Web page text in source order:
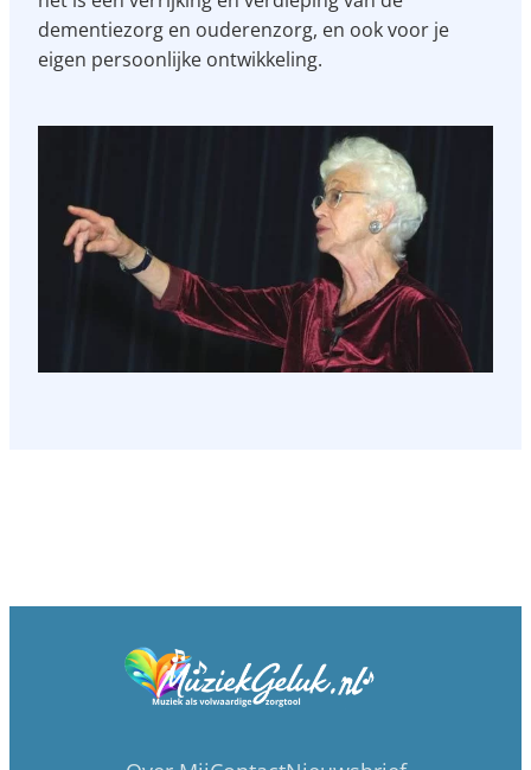
dementiezorg en ouderenzorg, en ook voor je
eigen persoonlijke ontwikkeling.